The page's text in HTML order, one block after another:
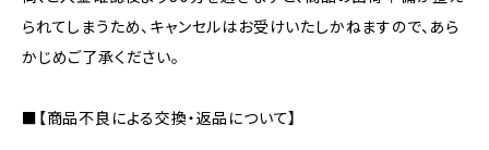
られてしまうため、キャンセルはお受けいたしかねますので、あら
かじめご了承ください。
■【商品不良による交換・返品について】